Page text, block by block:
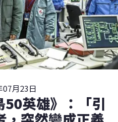
07月23日
50英雄》：「引